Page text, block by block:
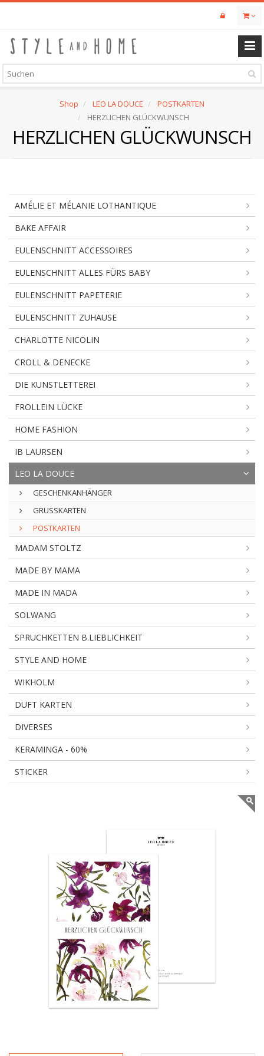
Skip
content
Shop LEO LA DOUCE
POSTKARTEN
HERZLICHEN GLÜCKWUNSCH
HERZLICHEN GLÜCKWUNSCH
AMÉLIE ET MÉLANIE LOTHANTIQUE
BAKE AFFAIR
EULENSCHNITT ACCESSOIRES
EULENSCHNITT ALLES FÜRS BABY
EULENSCHNITT PAPETERIE
EULENSCHNITT ZUHAUSE
CHARLOTTE NICOLIN
CROLL & DENECKE
DIE KUNSTLETTEREI
FROLLEIN LÜCKE
HOME FASHION
IB LAURSEN
LEO LA DOUCE
GESCHENKANHÄNGER
GRUSSKARTEN
POSTKARTEN
MADAM STOLTZ
MADE BY MAMA
MADE IN MADA
SOLWANG
SPRUCHKETTEN B.LIEBLICHKEIT
STYLE AND HOME
WIKHOLM
DUFT KARTEN
DIVERSES
KERAMINGA - 60%
STICKER